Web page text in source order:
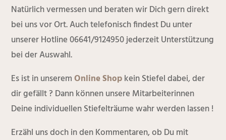
Natürlich vermessen und beraten wir Dich gern direkt
bei uns vor Ort. Auch telefonisch findest Du unter
unserer Hotline 06641/9124950 jederzeit Unterstützung
bei der Auswahl.
Es ist in unseremOnline Shopkein Stiefel dabei, der
dir gefällt ? Dann können unsere Mitarbeiterinnen
Deine individuellen Stiefelträume wahr werden lassen !
Erzähl uns doch in den Kommentaren, ob Du mit